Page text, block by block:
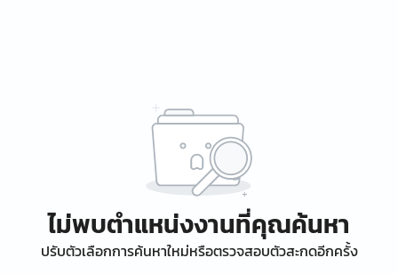
ไม่พบตำแหน่งงานที่คุณค้นหา
ปรับตัวเลือกการค้นหาใหม่หรือตรวจสอบตัวสะกดอีกครั้ง